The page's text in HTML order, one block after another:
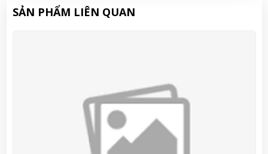
SẢN PHẨM LIÊN QUAN